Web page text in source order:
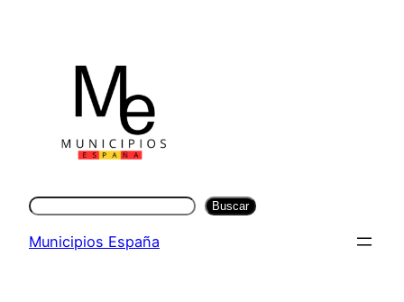
contenido
Buscar Buscar
Municipios España